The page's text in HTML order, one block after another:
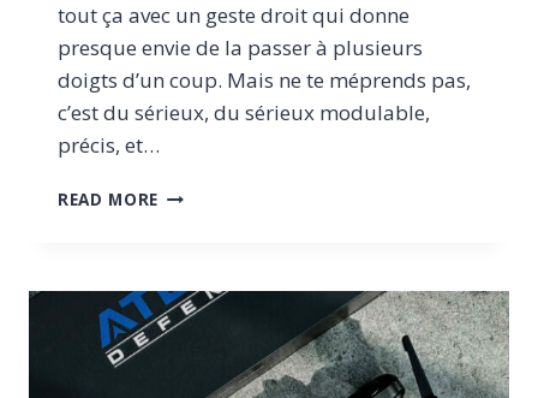
tout ça avec un geste droit qui donne
presque envie de la passer à plusieurs
doigts d’un coup. Mais ne te méprends pas,
c’est du sérieux, du sérieux modulable,
précis, et…
READ MORE TEST
FORCE
B1,
STRAIGHT-